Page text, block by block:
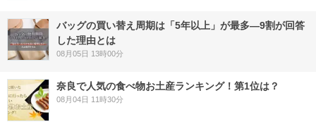
バッグの買い替え周期は「5年以上」が最多―9割が回答
した理由とは
08月05日 13時00分
奈良で人気の食べ物お土産ランキング！第1位は？
08月04日 11時30分